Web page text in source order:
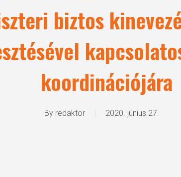
biztos
koordinációjára
By redaktor 2020. június 27.